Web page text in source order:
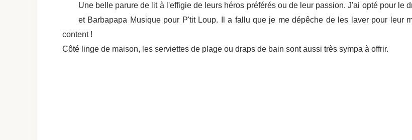
Une belle parure de lit à l'effigie de leurs héros préférés ou de leur passion. J'ai opté pour le
et Barbapapa Musique pour P'tit Loup. Il a fallu que je me dépêche de les laver pour leur
content !
Côté linge de maison, les serviettes de plage ou draps de bain sont aussi très sympa à offrir.